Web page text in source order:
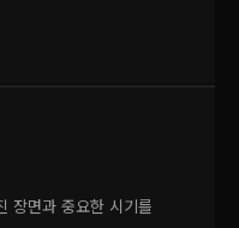
장면과 중요한 시기를